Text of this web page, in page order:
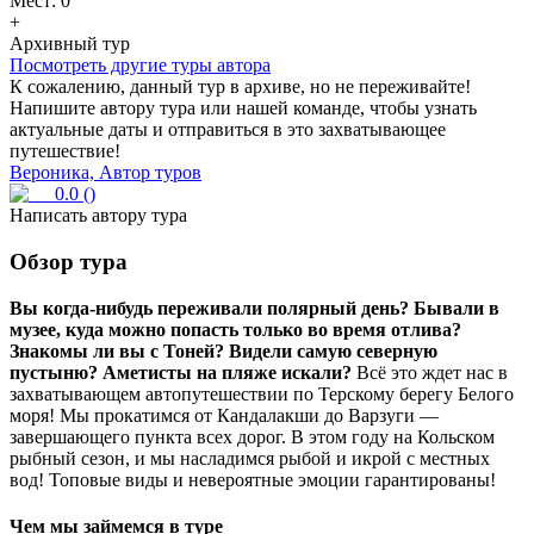
+
Архивный тур
Посмотреть другие туры автора
К сожалению, данный тур в архиве, но не переживайте!
Напишите автору тура или нашей команде, чтобы узнать
актуальные даты и отправиться в это захватывающее
путешествие!
Вероника, Автор туров
0.0 ()
Написать автору тура
Обзор тура
Вы когда-нибудь переживали полярный день? Бывали в
музее, куда можно попасть только во время отлива?
Знакомы ли вы с Тоней? Видели самую северную
пустыню? Аметисты на пляже искали? Всё это ждет нас в
захватывающем автопутешествии по Терскому берегу Белого
моря! Мы прокатимся от Кандалакши до Варзуги —
завершающего пункта всех дорог. В этом году на Кольском
рыбный сезон, и мы насладимся рыбой и икрой с местных
вод! Топовые виды и невероятные эмоции гарантированы!
Чем мы займемся в туре